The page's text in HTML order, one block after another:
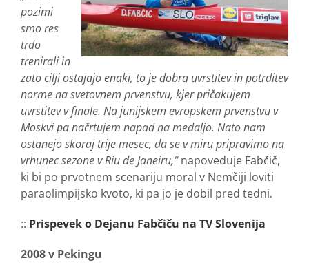
pozimi
smo res
trdo
trenirali in
zato cilji ostajajo enaki, to je dobra uvrstitev in potrditev
norme na svetovnem prvenstvu, kjer pričakujem
uvrstitev v finale. Na junijskem evropskem prvenstvu v
Moskvi pa načrtujem napad na medaljo. Nato nam
ostanejo skoraj trije mesec, da se v miru pripravimo na
vrhunec sezone v Riu de Janeiru,“napoveduje Fabčič,
ki bi po prvotnem scenariju moral v Nemčiji loviti
paraolimpijsko kvoto, ki pa jo je dobil pred tedni.
:: Prispevek o Dejanu Fabčiču na TV Slovenija
2008 v Pekingu